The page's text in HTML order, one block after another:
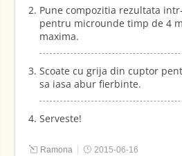
Pune compozitia rezultata
pentru microunde timp de 4
maxima.
Scoate cu grija din cuptor
sa iasa abur fierbinte.
Serveste!
Ramona 2015-06-16